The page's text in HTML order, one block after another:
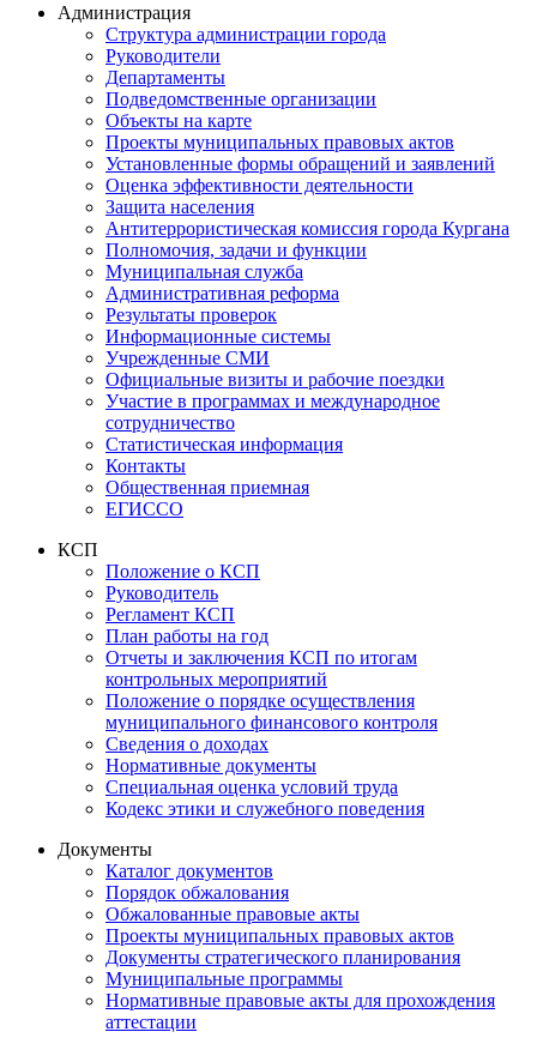
Администрация
Структура администрации города
Руководители
Департаменты
Подведомственные организации
Объекты на карте
Проекты муниципальных правовых актов
Установленные формы обращений и заявлений
Оценка эффективности деятельности
Защита населения
Антитеррористическая комиссия города Кургана
Полномочия, задачи и функции
Муниципальная служба
Административная реформа
Результаты проверок
Информационные системы
Учрежденные СМИ
Официальные визиты и рабочие поездки
Участие в программах и международное
сотрудничество
Статистическая информация
Контакты
Общественная приемная
ЕГИССО
КСП
Положение о КСП
Руководитель
Регламент КСП
План работы на год
Отчеты и заключения КСП по итогам
контрольных мероприятий
Положение о порядке осуществления
муниципального финансового контроля
Сведения о доходах
Нормативные документы
Специальная оценка условий труда
Кодекс этики и служебного поведения
Документы
Каталог документов
Порядок обжалования
Обжалованные правовые акты
Проекты муниципальных правовых актов
Документы стратегического планирования
Муниципальные программы
Нормативные правовые акты для прохождения
аттестации